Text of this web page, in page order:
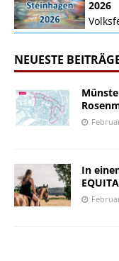
2026
NEUESTE
In